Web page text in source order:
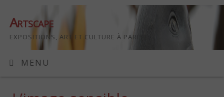
Artscape
EXPOSITIONS, ART ET CULTURE À PARIS
MENU